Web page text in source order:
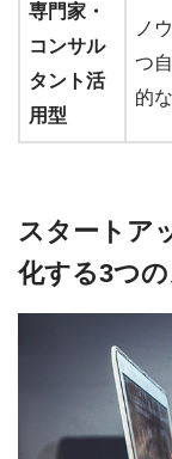
専門家・
コンサル
タント活
用型
ノ
つ
的
スタートア
化する3つ